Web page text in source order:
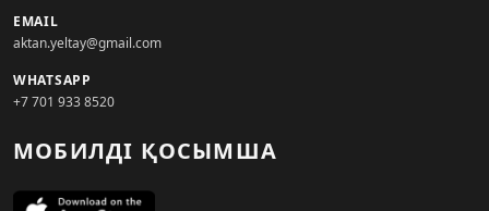
EMAIL
aktan.yeltay@gmail.com
WHATSAPP
+7 701 933 8520
МОБИЛДІ ҚОСЫМША